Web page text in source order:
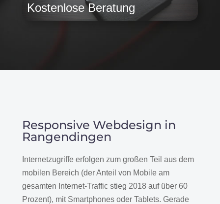
Kostenlose Beratung
Responsive Webdesign in
Rangendingen
Internetzugriffe erfolgen zum großen Teil aus dem
mobilen Bereich (der Anteil von Mobile am
gesamten Internet-Traffic stieg 2018 auf über 60
Prozent), mit Smartphones oder Tablets. Gerade